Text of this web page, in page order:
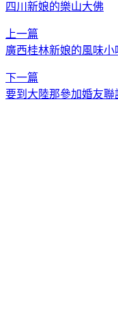
四川新娘的樂山大佛
上一篇
廣西桂林新娘的風味小
下一篇
要到大陸那參加婚友聯